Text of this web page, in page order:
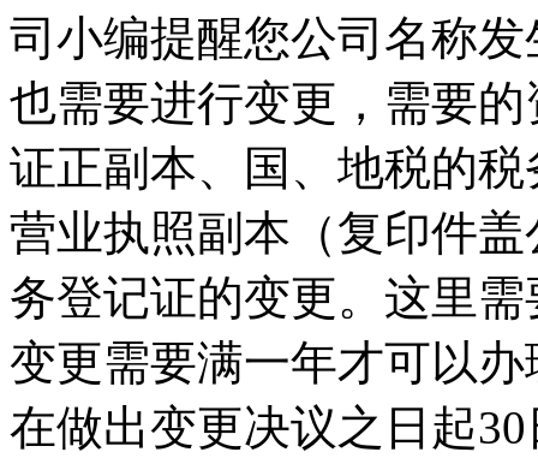
司小编提醒您公司名称
也需要进行变更，需要
证正副本、国、地税的
营业执照副本（复印件
务登记证的变更。这里
变更需要满一年才可以
在做出变更决议之日起